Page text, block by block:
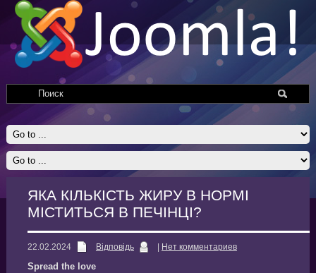
ЯКА КІЛЬКІСТЬ ЖИРУ В НОРМІ
МІСТИТЬСЯ В ПЕЧІНЦІ?
22.02.2024 Відповідь Нет комментариев
Spread the love